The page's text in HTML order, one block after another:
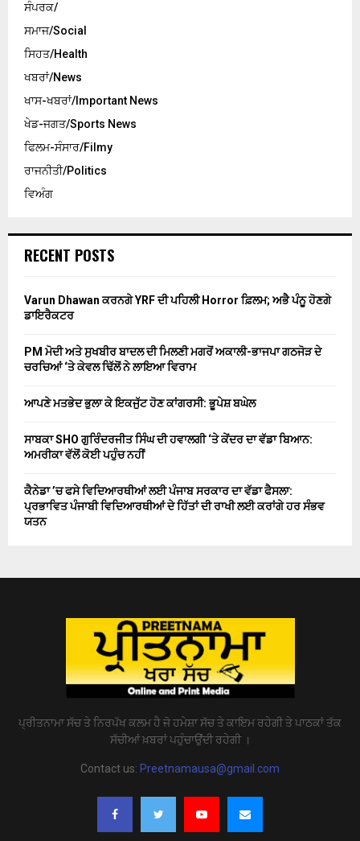
ਸੰਪਰਕ/
ਸਮਾਜ/Social
ਸਿਹਤ/Health
ਖਬਰਾਂ/News
ਖਾਸ-ਖਬਰਾਂ/Important News
ਖੇਡ-ਜਗਤ/Sports News
ਫਿਲਮ-ਸੰਸਾਰ/Filmy
ਰਾਜਨੀਤੀ/Politics
ਵਿਅੰਗ
RECENT POSTS
Varun Dhawan ਕਰਨਗੇ YRF ਦੀ ਪਹਿਲੀ Horror ਫ਼ਿਲਮ; ਅਭੈ ਪੰਨੂ ਹੋਣਗੇ
ਡਾਇਰੈਕਟਰ
PM ਮੋਦੀ ਅਤੇ ਸੁਖਬੀਰ ਬਾਦਲ ਦੀ ਮਿਲਣੀ ਮਗਰੋਂ ਅਕਾਲੀ-ਭਾਜਪਾ ਗਠਜੋੜ ਦੇ
ਚਰਚਿਆਂ ‘ਤੇ ਕੇਵਲ ਢਿੱਲੋਂ ਨੇ ਲਾਇਆ ਵਿਰਾਮ
ਆਪਣੇ ਮਤਭੇਦ ਭੁਲਾ ਕੇ ਇਕਜੁੱਟ ਹੋਣ ਕਾਂਗਰਸੀ: ਭੂਪੇਸ਼ ਬਘੇਲ
ਸਾਬਕਾ SHO ਗੁਰਿੰਦਰਜੀਤ ਸਿੰਘ ਦੀ ਹਵਾਲਗੀ ‘ਤੇ ਕੇਂਦਰ ਦਾ ਵੱਡਾ ਬਿਆਨ:
ਅਮਰੀਕਾ ਵੱਲੋਂ ਕੋਈ ਪਹੁੰਚ ਨਹੀਂ
ਕੈਨੇਡਾ ’ਚ ਫਸੇ ਵਿਦਿਆਰਥੀਆਂ ਲਈ ਪੰਜਾਬ ਸਰਕਾਰ ਦਾ ਵੱਡਾ ਫੈਸਲਾ:
ਪ੍ਰਭਾਵਿਤ ਪੰਜਾਬੀ ਵਿਦਿਆਰਥੀਆਂ ਦੇ ਹਿੱਤਾਂ ਦੀ ਰਾਖੀ ਲਈ ਕਰਾਂਗੇ ਹਰ ਸੰਭਵ
ਯਤਨ
ਪ੍ਰੀਤਨਾਮਾ ਸੱਚ ਤੇ ਨਿਰਪੱਖ ਕਲਮ ਹੈ ਜੋ ਹਮੇਸ਼ਾ ਸੱਚ ਤੇ ਕਾਇਮ ਰਹੇਗੀ ਤੇ ਪਾਠਕਾਂ ਤੱਕ
ਸੱਚੀਆਂ ਖ਼ਬਰਾਂ ਪਹੁੰਚਾਉਂਦੀ ਰਹੇਗੀ ।
Contact us: Preetnamausa@gmail.com